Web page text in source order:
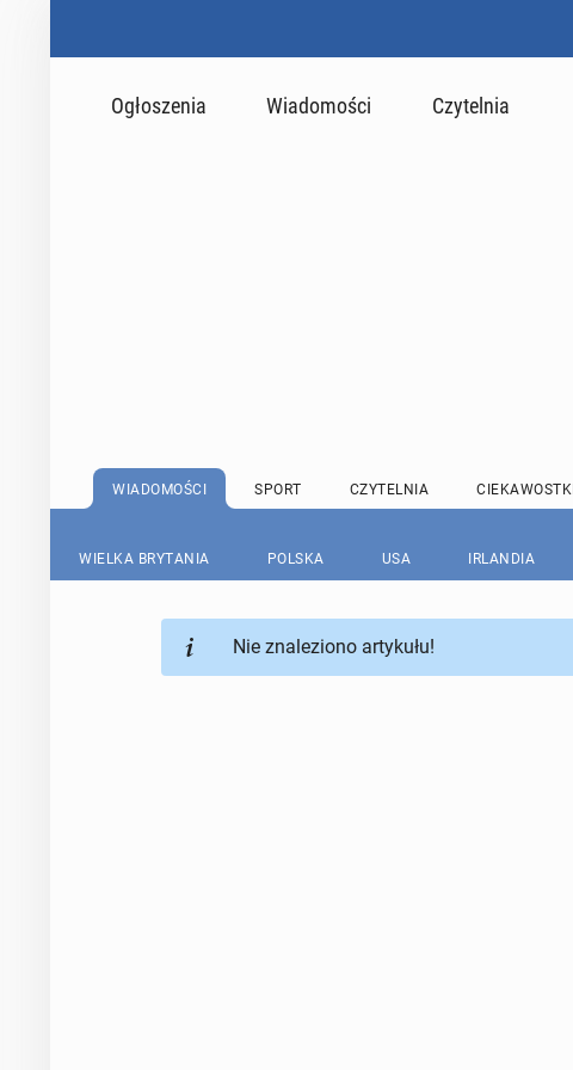
Ogłoszenia Wiadomości Czytelnia
WIADOMOŚCI SPORT CZYTELNIA CIEKAWOSTKI
WIELKA BRYTANIA POLSKA USA IRLANDIA
Nie znaleziono artykułu!